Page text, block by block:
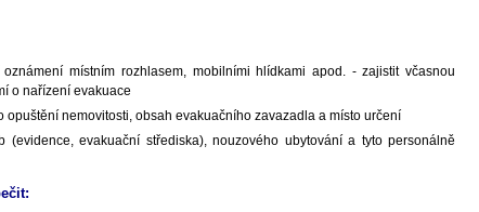
místním rozhlasem, mobilními hlídkami apod. - zajistit včasnou
o nařízení evakuace
nemovitosti, obsah evakuačního zavazadla a místo určení
(evidence, evakuační střediska), nouzového ubytování a tyto personálně